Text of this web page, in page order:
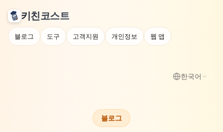
키친코스트
블로그 도구 고객지원 개인정보 웹 앱
한국어
블로그